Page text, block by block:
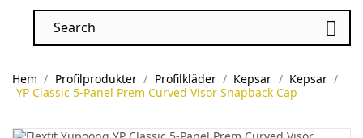

Hem Profilprodukter Profilkläder Kepsar
Kepsar
YP Classic 5-Panel Prem Curved Visor Snapback Cap